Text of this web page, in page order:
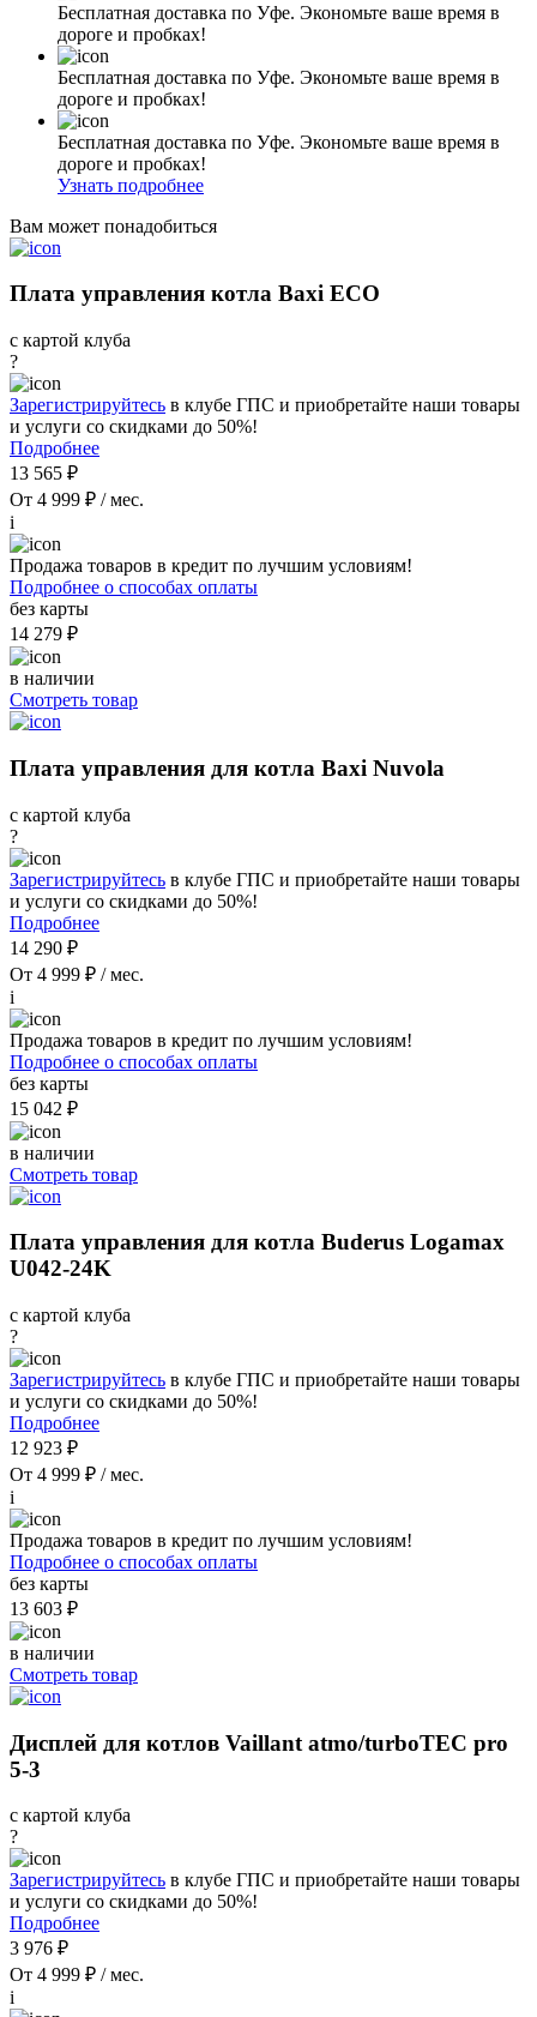
Бесплатная доставка по Уфе. Экономьте ваше время в
дороге и пробках!
Бесплатная доставка по Уфе. Экономьте ваше время в
дороге и пробках!
Бесплатная доставка по Уфе. Экономьте ваше время в
дороге и пробках!
Узнать подробнее
Вам может понадобиться
Плата управления котла Baxi ECO
с картой клуба
?
Зарегистрируйтесь в клубе ГПС и приобретайте наши товары
и услуги со скидками до 50%!
Подробнее
13 565 ₽
От 4 999 ₽ / мес.
i
Продажа товаров в кредит по лучшим условиям!
Подробнее о способах оплаты
без карты
14 279 ₽
в наличии
Смотреть товар
Плата управления для котла Baxi Nuvola
с картой клуба
?
Зарегистрируйтесь в клубе ГПС и приобретайте наши товары
и услуги со скидками до 50%!
Подробнее
14 290 ₽
От 4 999 ₽ / мес.
i
Продажа товаров в кредит по лучшим условиям!
Подробнее о способах оплаты
без карты
15 042 ₽
в наличии
Смотреть товар
Плата управления для котла Buderus Logamax
U042-24K
с картой клуба
?
Зарегистрируйтесь в клубе ГПС и приобретайте наши товары
и услуги со скидками до 50%!
Подробнее
12 923 ₽
От 4 999 ₽ / мес.
i
Продажа товаров в кредит по лучшим условиям!
Подробнее о способах оплаты
без карты
13 603 ₽
в наличии
Смотреть товар
Дисплей для котлов Vaillant atmo/turboTEC pro
5-3
с картой клуба
?
Зарегистрируйтесь в клубе ГПС и приобретайте наши товары
и услуги со скидками до 50%!
Подробнее
3 976 ₽
От 4 999 ₽ / мес.
i